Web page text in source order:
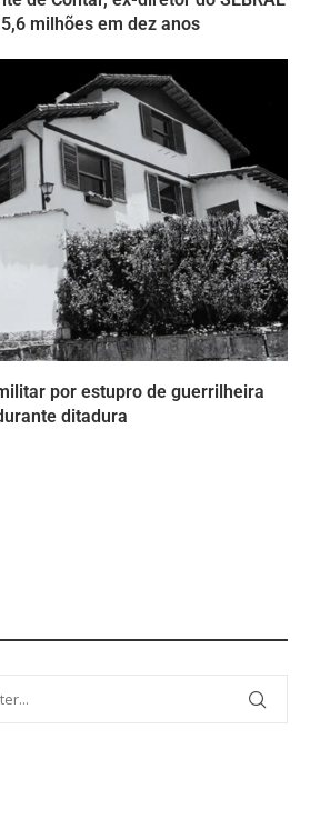
milhões em dez anos
por estupro de guerrilheira
ditadura